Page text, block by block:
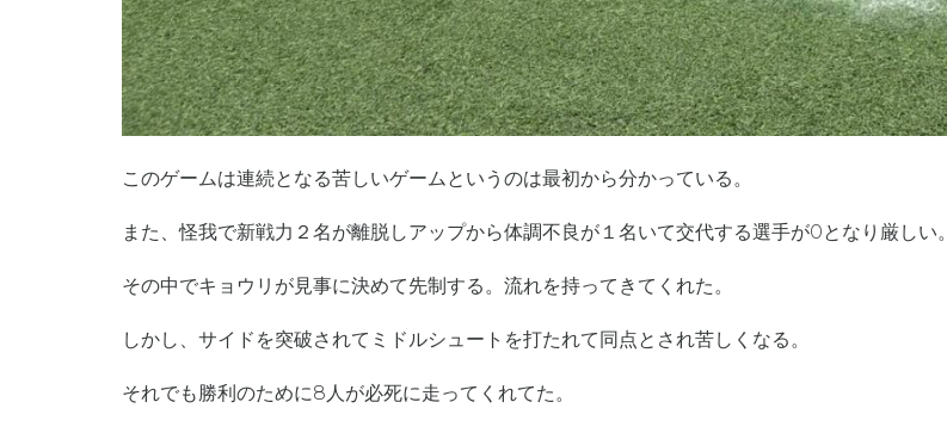
このゲームは連続となる苦しいゲームというのは最初から分かっている。
また、怪我で新戦力２名が離脱しアップから体調不良が１名いて交代する選手が0となり厳しい。
その中でキョウリが見事に決めて先制する。流れを持ってきてくれた。
しかし、サイドを突破されてミドルシュートを打たれて同点とされ苦しくなる。
それでも勝利のために8人が必死に走ってくれてた。